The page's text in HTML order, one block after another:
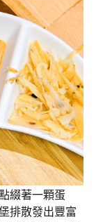
綴著一顆蛋
排散發出豐富